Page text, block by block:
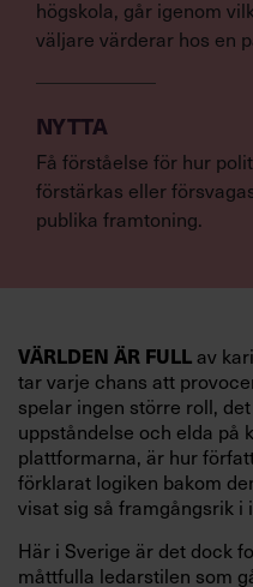
högskola, går igenom
väljare värderar hos en
NYTTA
Få förståelse för hur
förstärkas eller
publika framtoning.
VÄRLDEN ÄR FULLav
tar varje chans att
spelar ingen större roll,
uppståndelse och elda på
plattformarna, är hur
förklarat logiken bakom
visat sig så framgångsrik i
Här i Sverige är det dock
måttfulla ledarstilen som